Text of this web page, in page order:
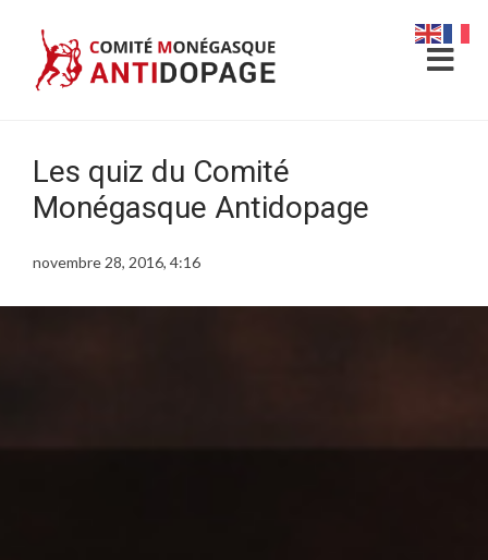
Les quiz du Comité
Monégasque Antidopage
novembre 28, 2016, 4:16